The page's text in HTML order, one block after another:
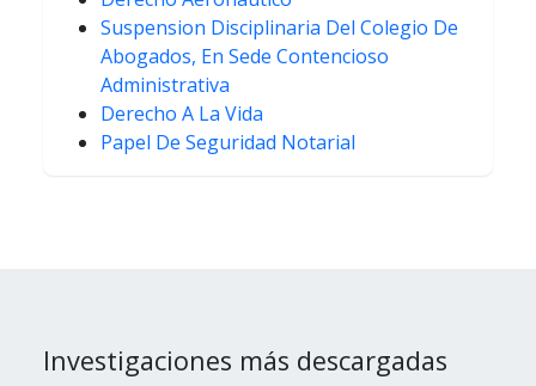
Suspension Disciplinaria Del Colegio De
Abogados, En Sede Contencioso
Administrativa
Derecho A La Vida
Papel De Seguridad Notarial
Investigaciones más descargadas